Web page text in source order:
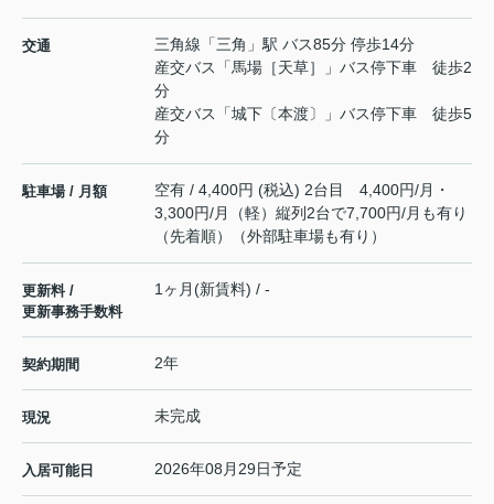
交通 三角線 「三角 」駅 バス85分 停歩14分
産交バス「馬場［天草］」バス停下車 徒歩2
分
産交バス「城下〔本渡〕」バス停下車 徒歩5
分
駐車場 / 月額
空有 / 4,400円 (税込) 2台目 4,400円/月・
3,300円/月（軽）縦列2台で7,700円/月も有り
（先着順）（外部駐車場も有り）
更新料 /
更新事務手数料
1ヶ月(新賃料) / -
契約期間 2年
現況 未完成
入居可能日 2026年08月29日予定